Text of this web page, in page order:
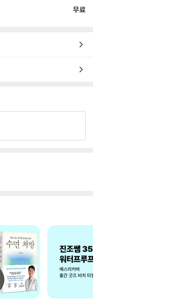
무료